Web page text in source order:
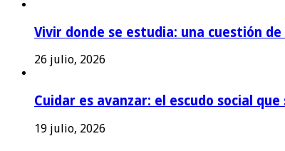
Vivir donde se estudia: una cuestión
26 julio, 2026
Cuidar es avanzar: el escudo social
19 julio, 2026